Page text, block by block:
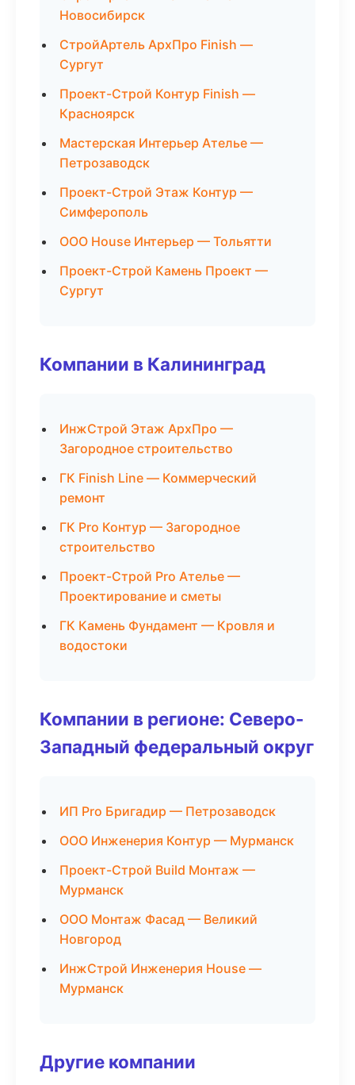
Новосибирск
СтройАртель АрхПро Finish —
Сургут
Проект-Строй Контур Finish —
Красноярск
Мастерская Интерьер Ателье —
Петрозаводск
Проект-Строй Этаж Контур —
Симферополь
ООО House Интерьер — Тольятти
Проект-Строй Камень Проект —
Сургут
Компании в Калининград
ИнжСтрой Этаж АрхПро —
Загородное строительство
ГК Finish Line — Коммерческий
ремонт
ГК Pro Контур — Загородное
строительство
Проект-Строй Pro Ателье —
Проектирование и сметы
ГК Камень Фундамент — Кровля и
водостоки
Компании в регионе: Северо-
Западный федеральный округ
ИП Pro Бригадир — Петрозаводск
ООО Инженерия Контур — Мурманск
Проект-Строй Build Монтаж —
Мурманск
ООО Монтаж Фасад — Великий
Новгород
ИнжСтрой Инженерия House —
Мурманск
Другие компании